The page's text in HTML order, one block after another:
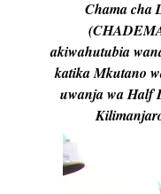
Chama cha
akiwahutubia
katika Mkutano
uwanja wa Half